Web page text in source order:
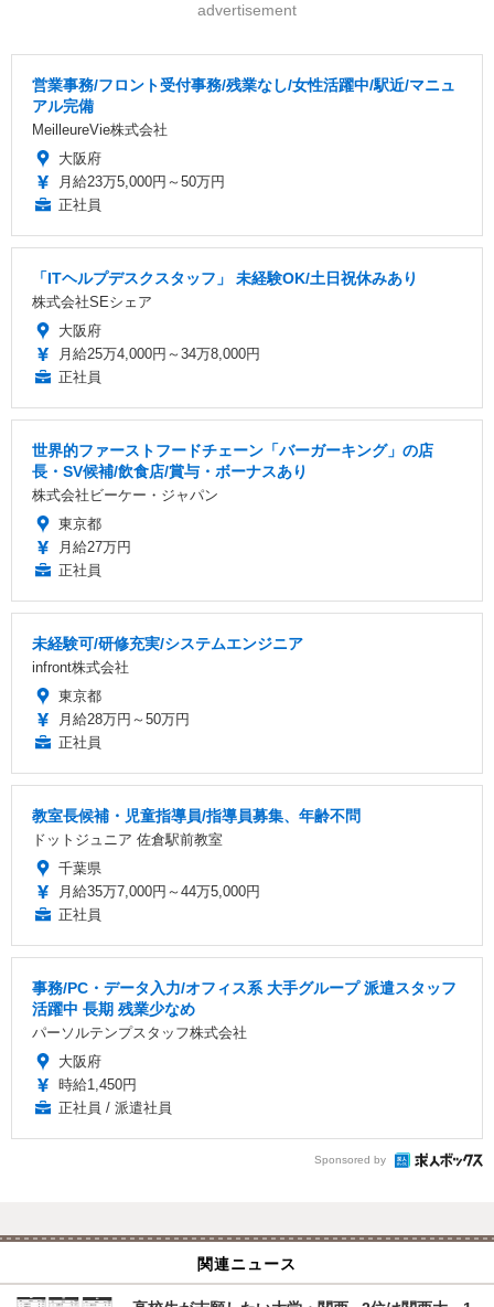
advertisement
営業事務/フロント受付事務/残業なし/女性活躍中/駅近/マニュ
アル完備
MeilleureVie株式会社
大阪府
月給23万5,000円～50万円
正社員
「ITヘルプデスクスタッフ」 未経験OK/土日祝休みあり
株式会社SEシェア
大阪府
月給25万4,000円～34万8,000円
正社員
世界的ファーストフードチェーン「バーガーキング」の店
長・SV候補/飲食店/賞与・ボーナスあり
株式会社ビーケー・ジャパン
東京都
月給27万円
正社員
未経験可/研修充実/システムエンジニア
infront株式会社
東京都
月給28万円～50万円
正社員
教室長候補・児童指導員/指導員募集、年齢不問
ドットジュニア 佐倉駅前教室
千葉県
月給35万7,000円～44万5,000円
正社員
事務/PC・データ入力/オフィス系 大手グループ 派遣スタッフ
活躍中 長期 残業少なめ
パーソルテンプスタッフ株式会社
大阪府
時給1,450円
正社員 / 派遣社員
Sponsored by
関連ニュース